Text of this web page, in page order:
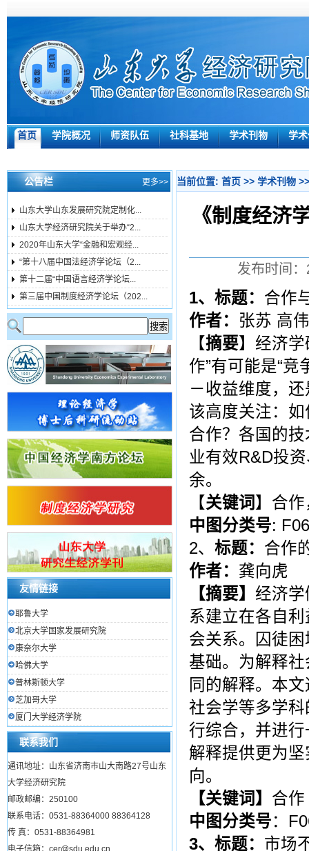
首页 学院概况 师资队伍 社科基地 学术刊物 学
公告栏 更多>>
山东大学山东发展研究院定制化...
山东大学经济研究院关于举办“2...
2020年山东大学“金融和宏观经...
“第十八届中国法经济学论坛（2...
第十二届“中国语言经济学论坛...
第三届中国制度经济学论坛（202...
友情链接
耶鲁大学
北京大学国家发展研究院
康奈尔大学
哈佛大学
普林斯顿大学
芝加哥大学
厦门大学经济学院
联系我们
通讯地址：山东省济南市山大南路27号山东
大学经济研究院
邮政邮编：250100
联系电话：0531-88364000 88364128
传 真：0531-88364981
电子信箱：cer@sdu.edu.cn
当前位置: 首页 >> 学术刊物
《制度经济
发布时间
1、标题： 合作
作者： 张苏 高伟
【摘要】经济学
作”有可能是“
－收益维度，
该高度关注：
合作？各国的
业有效R&D投
余。
【关键词 】合
中图分类号:
2、 标题： 合作
作者： 龚向虎
【摘要】 经济学
系建立在各自
会关系。囚徒
基础。为解释
同的解释。本
社会学等多学科
行综合，并进
解释提供更为
向。
【关键词】 合
中图分类号：
3、标题： 市场